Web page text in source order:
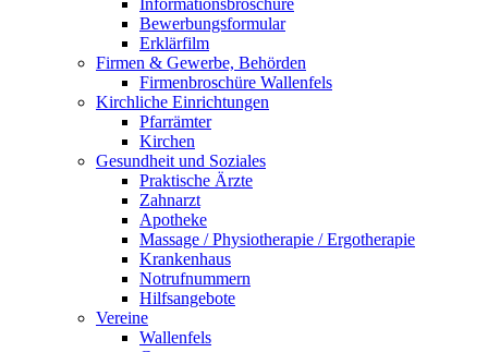
Informationsbroschüre
Bewerbungsformular
Erklärfilm
Firmen & Gewerbe, Behörden
Firmenbroschüre Wallenfels
Kirchliche Einrichtungen
Pfarrämter
Kirchen
Gesundheit und Soziales
Praktische Ärzte
Zahnarzt
Apotheke
Massage / Physiotherapie / Ergotherapie
Krankenhaus
Notrufnummern
Hilfsangebote
Vereine
Wallenfels